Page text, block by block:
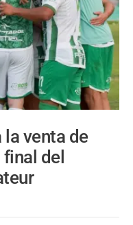
la venta de
del